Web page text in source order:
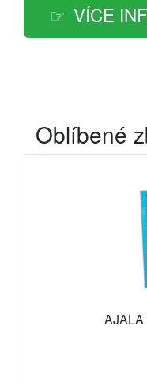
VÍCE
Oblíbené
AJALA